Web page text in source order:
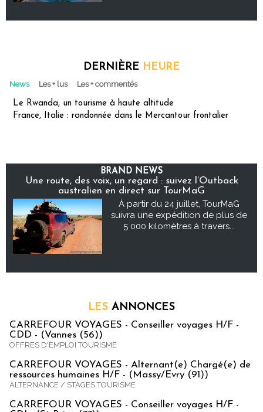
DERNIÈRE HEURE
News Les + lus Les + commentés
Le Rwanda, un tourisme à haute altitude
France, Italie : randonnée dans le Mercantour frontalier
BRAND NEWS
Une route, des voix, un regard : suivez l’Outback
australien en direct sur TourMaG
À partir du 24 juillet, TourMaG
suivra une expédition de plus de
5 000 kilomètres à travers...
LES ANNONCES
CARREFOUR VOYAGES - Conseiller voyages H/F -
CDD - (Vannes (56))
OFFRES D'EMPLOI TOURISME
CARREFOUR VOYAGES - Alternant(e) Chargé(e) de
ressources humaines H/F - (Massy/Evry (91))
ALTERNANCE / STAGES TOURISME
CARREFOUR VOYAGES - Conseiller voyages H/F -